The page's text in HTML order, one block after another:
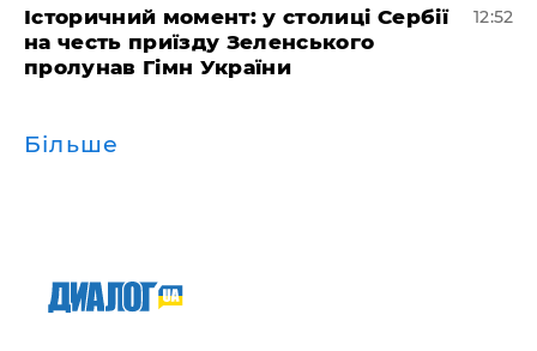
Історичний момент: у столиці Сербії
на честь приїзду Зеленського
пролунав Гімн України
12:52
Більше